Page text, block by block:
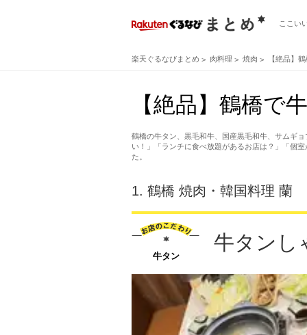
ここい
楽天ぐるなびまとめ 肉料理 焼肉 【絶品】
【絶品】鶴橋で
鶴橋の牛タン、黒毛和牛、国産黒毛和牛、サムギ
い！」「ランチに食べ放題があるお店は？」「個
た。
1. 鶴橋 焼肉・韓国料理 蘭
牛タン
牛タン